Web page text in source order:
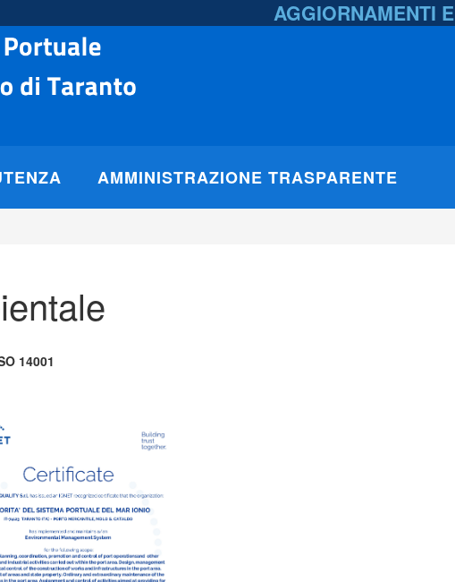
AGGIORNAMENTI
AMMINISTRAZIONE TRASPARENTE
14001